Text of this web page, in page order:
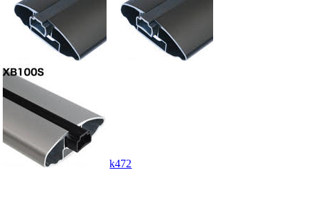
k472